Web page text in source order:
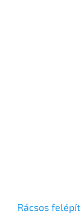
Rácsos